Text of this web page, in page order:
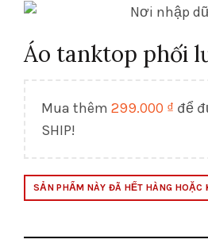
Áo tanktop phối
Mua thêm 299.000 ₫ để
SHIP!
SẢN PHẨM NÀY ĐÃ HẾT HÀNG HOẶC